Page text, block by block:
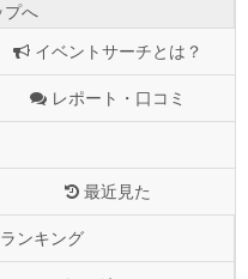
プへ
イベントサーチとは？
レポート・口コミ
最近見た
ンキング